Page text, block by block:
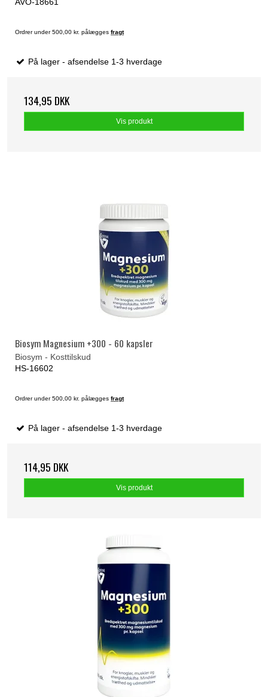
Ordrer under 500,00 kr. pålægges fragt
På lager - afsendelse 1-3 hverdage
134,95 DKK
Vis produkt
Biosym Magnesium +300 - 60 kapsler
Biosym - Kosttilskud
HS-16602
Ordrer under 500,00 kr. pålægges fragt
På lager - afsendelse 1-3 hverdage
114,95 DKK
Vis produkt